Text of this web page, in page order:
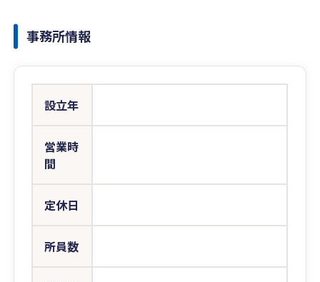
事務所情報
設立年
営業時
間
定休日
所員数